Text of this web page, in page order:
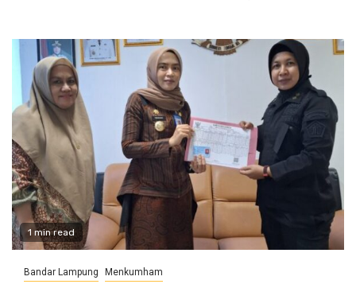
1 min read
Bandar Lampung Menkumham